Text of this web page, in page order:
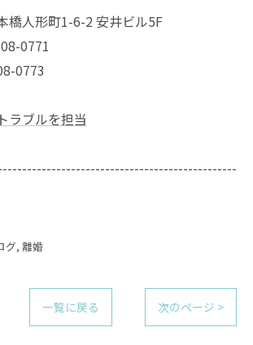
橋人形町1-6-2 安井ビル5F
0771
0773
ラブルを担当
グ 離婚
一覧に戻る 次のページ >